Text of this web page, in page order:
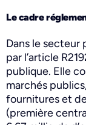
Le cadre
Dans le secteur
par l’article
publique. Elle
marchés
fournitures et
(première